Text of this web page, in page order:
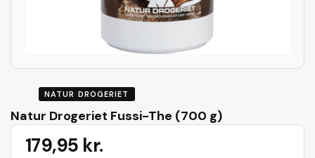
NATUR DROGERIET
Natur Drogeriet Fussi-The (700 g)
179,95 kr.